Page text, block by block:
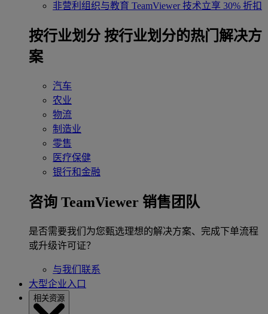
非营利组织与教育 TeamViewer 技术立享 30% 折扣
‌按行业划分 按行业划分的热门解决方
案
汽车
农业
物流
制造业
零售
医疗保健
银行和金融
咨询 TeamViewer 销售团队
是否需要我们为您甄选理想的解决方案、完成下单流程
或升级许可证？
与我们联系
大型企业入口
相关资源